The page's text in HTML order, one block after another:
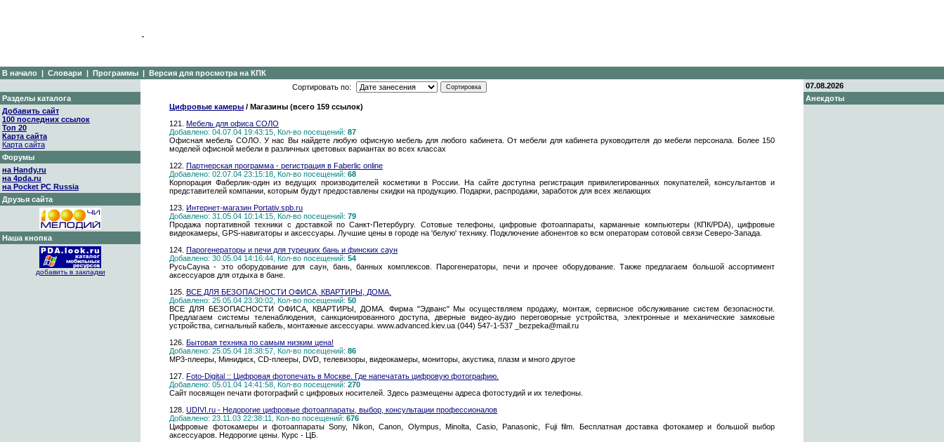
В начало | Словари | Программы | Версия для просмотра на КПК
Разделы каталога
Добавить сайт
100 последних ссылок
Топ 20
Карта сайта
Карта сайта
Форумы
на Handy.ru
на 4pda.ru
на Pocket PC Russia
Друзья сайта
Наша кнопка
добавить в закладки
Сортировать по:
Цифровые камеры / Магазины (всего 159 ссылок)
121. Мебель для офиса СОЛО
Добавлено: 04.07.04 19:43:15, Кол-во посещений: 87
Офисная мебель СОЛО. У нас Вы найдете любую офисную мебель для любого кабинета. От мебели для кабинета руководителя до мебели персонала. Более 150
моделей офисной мебели в различных цветовых вариантах во всех классах
122. Партнерская программа - регистрация в Faberlic online
Добавлено: 02.07.04 23:15:18, Кол-во посещений: 68
Корпорация Фаберлик-один из ведущих производителей косметики в России. На сайте доступна регистрация привилегированных покупателей, консультантов и
представителей компании, которым будут предоставлены скидки на продукцию. Подарки, распродажи, заработок для всех желающих
123. Интернет-магазин Portativ.spb.ru
Добавлено: 31.05.04 10:14:15, Кол-во посещений: 79
Продажа портативной техники с доставкой по Санкт-Петербургу. Сотовые телефоны, цифровые фотоаппараты, карманные компьютеры (КПК/PDA), цифровые
видеокамеры, GPS-навигаторы и аксессуары. Лучшие цены в городе на 'белую' технику. Подключение абонентов ко всм операторам сотовой связи Северо-Запада.
124. Парогенераторы и печи для турецких бань и финских саун
Добавлено: 30.05.04 14:16:44, Кол-во посещений: 54
РусьСауна - это оборудование для саун, бань, банных комплексов. Парогенераторы, печи и прочее оборудование. Также предлагаем большой ассортимент
аксессуаров для отдыха в бане.
125. ВСЕ ДЛЯ БЕЗОПАСНОСТИ ОФИСА, КВАРТИРЫ, ДОМА.
Добавлено: 25.05.04 23:30:02, Кол-во посещений: 50
ВСЕ ДЛЯ БЕЗОПАСНОСТИ ОФИСА, КВАРТИРЫ, ДОМА. Фирма "Эдванс" Мы осуществляем продажу, монтаж, сервисное обслуживание систем безопасности.
Предлагаем системы теленаблюдения, санкционированного доступа, дверные видео-аудио переговорные устройства, электронные и механические замковые
устройства, сигнальный кабель, монтажные аксессуары. www.advanced.kiev.ua (044) 547-1-537 _bezpeka@mail.ru
126. Бытовая техника по самым низким цена!
Добавлено: 25.05.04 18:38:57, Кол-во посещений: 86
MP3-плееры, Минидиск, CD-плееры, DVD, телевизоры, видеокамеры, мониторы, акустика, плазм и много другое
127. Foto-Digital :: Цифровая фотопечать в Москве. Где напечатать цифровую фотографию.
Добавлено: 05.01.04 14:41:58, Кол-во посещений: 270
Сайт посвящен печати фотографий с цифровых носителей. Здесь размещены адреса фотостудий и их телефоны.
128. UDIVI.ru - Недорогие цифровые фотоаппараты, выбор, консультации профессионалов
Добавлено: 23.11.03 22:38:11, Кол-во посещений: 676
Цифровые фотокамеры и фотоаппараты Sony, Nikon, Canon, Olympus, Minolta, Casio, Panasonic, Fuji film. Бесплатная доставка фотокамер и большой выбор
аксессуаров. Недорогие цены. Курс - ЦБ.
07.08.2026
Анекдоты